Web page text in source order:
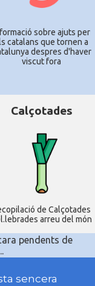
sobre ajuts per
catalans que tornen a
despres d'haver
viscut fora
Calçotades
de Calçotades
arreu del món
pendents de
sencera